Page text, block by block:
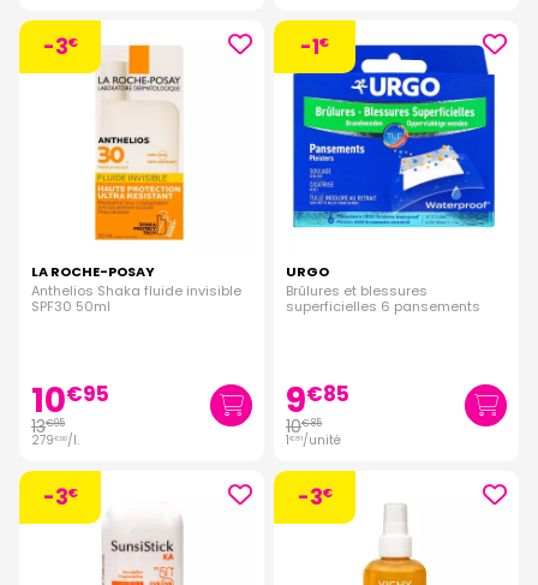
-3€
LA ROCHE-POSAY
Anthelios Shaka fluide invisible
SPF30 50ml
10€95
13€95
279€00/l.
-1€
URGO
Brûlures et blessures
superficielles 6 pansements
9€85
10€85
1€81/unité
-3€ -3€